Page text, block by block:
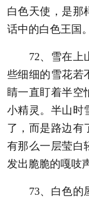
白色天使，是那
话中的白色王国。
72、雪在上山
些细细的雪花若
睛一直盯着半空
小精灵。半山时
了，而是路边有
有那么一层莹白
发出脆脆的嘎吱
73、白色的屋